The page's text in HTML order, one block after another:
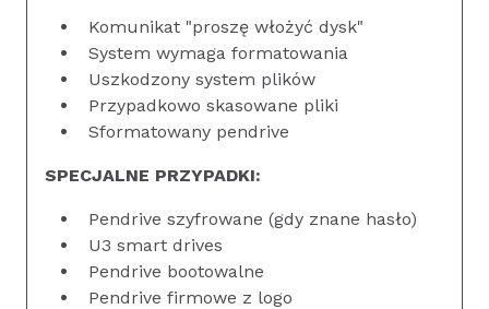
Komunikat "proszę włożyć dysk"
System wymaga formatowania
Uszkodzony system plików
Przypadkowo skasowane pliki
Sformatowany pendrive
SPECJALNE PRZYPADKI:
Pendrive szyfrowane (gdy znane hasło)
U3 smart drives
Pendrive bootowalne
Pendrive firmowe z logo